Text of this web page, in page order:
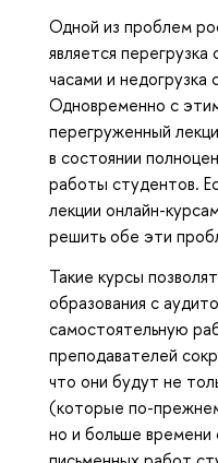
Одной из проблем
является
часами и
Одновременно с
перегруженный
в состоянии
работы студентов.
лекции онлайн-
решить обе эти
Такие курсы
образования с
самостоятельную
преподавателей
что они будут не
(которые по-
но и больше времени